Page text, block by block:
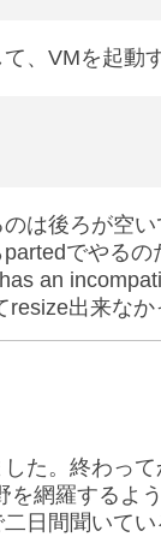
、VMを起動
は後ろが空
でやるの
an
resize出来なか
た。終わっ
を網羅するよ
日間聞いて